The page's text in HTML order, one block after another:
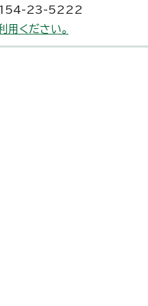
23-5222
用ください。